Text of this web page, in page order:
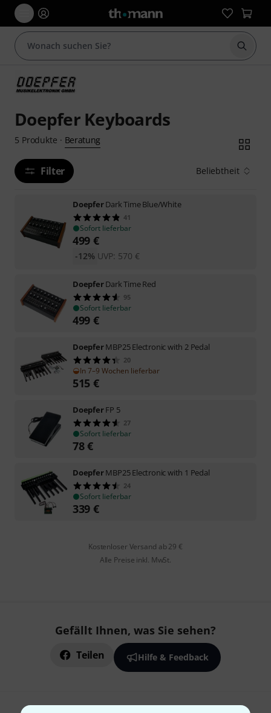
Suche
Doepfer Keyboards
5 Produkte · Beratung
Filter Beliebtheit
DoepferDark Time Blue/White
41
Sofort lieferbar
499 €
UVP: 570 €
-12%
DoepferDark Time Red
95
Sofort lieferbar
499 €
DoepferMBP25 Electronic with 2 Pedal
20
In 7–9 Wochen lieferbar
515 €
DoepferFP 5
27
Sofort lieferbar
78€
DoepferMBP25 Electronic with 1 Pedal
24
Sofort lieferbar
339 €
Kostenloser Versand ab 29 €
Alle Preise inkl. MwSt.
Gefällt Ihnen, was Sie sehen?
Teilen Hilfe & Feedback